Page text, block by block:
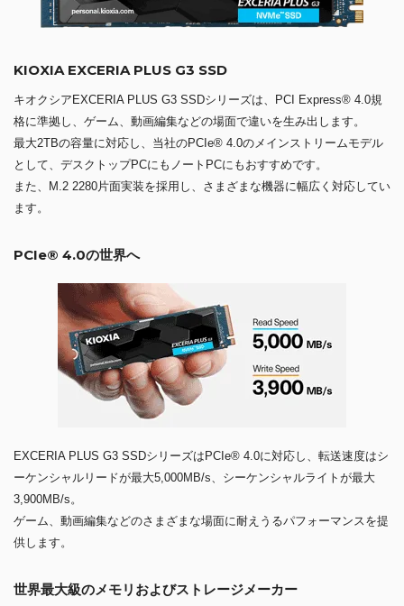
KIOXIA EXCERIA PLUS G3 SSD
キオクシアEXCERIA PLUS G3 SSDシリーズは、PCI Express® 4.0規
格に準拠し、ゲーム、動画編集などの場面で違いを生み出します。
最大2TBの容量に対応し、当社のPCIe® 4.0のメインストリームモデル
として、デスクトップPCにもノートPCにもおすすめです。
また、M.2 2280片面実装を採用し、さまざまな機器に幅広く対応してい
ます。
PCIe® 4.0の世界へ
EXCERIA PLUS G3 SSDシリーズはPCIe® 4.0に対応し、転送速度はシ
ーケンシャルリードが最大5,000MB/s、シーケンシャルライトが最大
3,900MB/s。
ゲーム、動画編集などのさまざまな場面に耐えうるパフォーマンスを提
供します。
世界最大級のメモリおよびストレージメーカー